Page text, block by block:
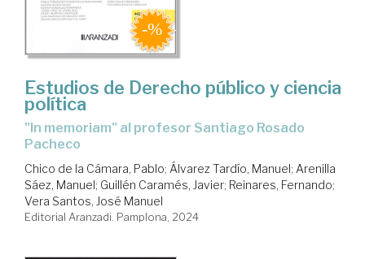
Estudios de Derecho público y ciencia
política
"In memoriam" al profesor Santiago Rosado
Pacheco
Chico de la Cámara, Pablo; Álvarez Tardío, Manuel; Arenilla
Sáez, Manuel; Guillén Caramés, Javier; Reinares, Fernando;
Vera Santos, José Manuel
Editorial Aranzadi. Pamplona, 2024